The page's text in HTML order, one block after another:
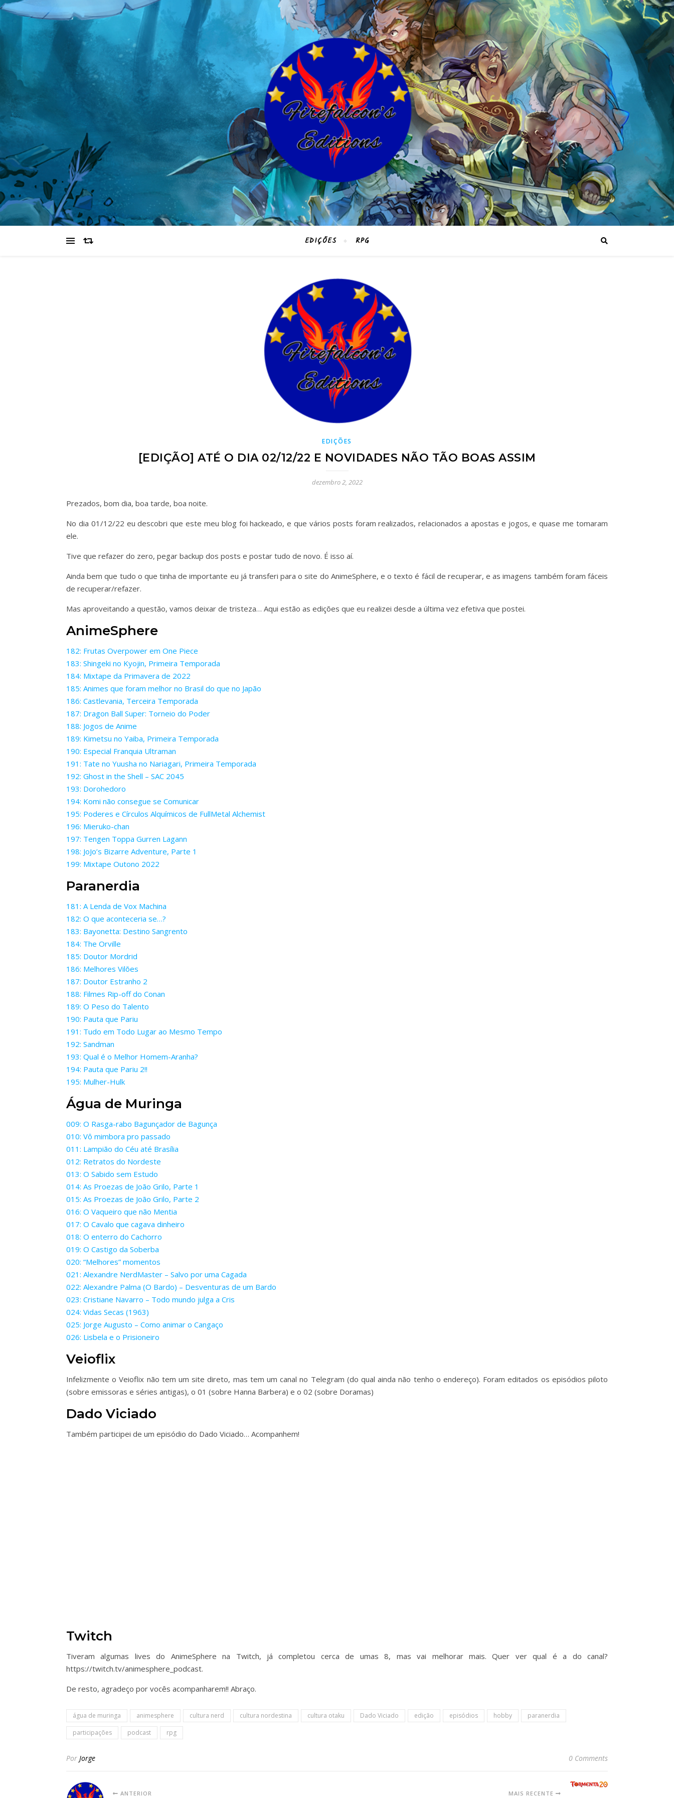
EDIÇÕES RPG
EDIÇÕES
[EDIÇÃO] ATÉ O DIA 02/12/22 E NOVIDADES NÃO TÃO BOAS ASSIM
dezembro 2, 2022
Prezados, bom dia, boa tarde, boa noite.
No dia 01/12/22 eu descobri que este meu blog foi hackeado, e que vários posts foram realizados, relacionados a apostas e jogos, e quase me tomaram
ele.
Tive que refazer do zero, pegar backup dos posts e postar tudo de novo. É isso aí.
Ainda bem que tudo o que tinha de importante eu já transferi para o site do AnimeSphere, e o texto é fácil de recuperar, e as imagens também foram fáceis
de recuperar/refazer.
Mas aproveitando a questão, vamos deixar de tristeza… Aqui estão as edições que eu realizei desde a última vez efetiva que postei.
AnimeSphere
182: Frutas Overpower em One Piece
183: Shingeki no Kyojin, Primeira Temporada
184: Mixtape da Primavera de 2022
185: Animes que foram melhor no Brasil do que no Japão
186: Castlevania, Terceira Temporada
187: Dragon Ball Super: Torneio do Poder
188: Jogos de Anime
189: Kimetsu no Yaiba, Primeira Temporada
190: Especial Franquia Ultraman
191: Tate no Yuusha no Nariagari, Primeira Temporada
192: Ghost in the Shell – SAC 2045
193: Dorohedoro
194: Komi não consegue se Comunicar
195: Poderes e Círculos Alquímicos de FullMetal Alchemist
196: Mieruko-chan
197: Tengen Toppa Gurren Lagann
198: JoJo’s Bizarre Adventure, Parte 1
199: Mixtape Outono 2022
Paranerdia
181: A Lenda de Vox Machina
182: O que aconteceria se…?
183: Bayonetta: Destino Sangrento
184: The Orville
185: Doutor Mordrid
186: Melhores Vilões
187: Doutor Estranho 2
188: Filmes Rip-off do Conan
189: O Peso do Talento
190: Pauta que Pariu
191: Tudo em Todo Lugar ao Mesmo Tempo
192: Sandman
193: Qual é o Melhor Homem-Aranha?
194: Pauta que Pariu 2!!
195: Mulher-Hulk
Água de Muringa
009: O Rasga-rabo Bagunçador de Bagunça
010: Vô mimbora pro passado
011: Lampião do Céu até Brasília
012: Retratos do Nordeste
013: O Sabido sem Estudo
014: As Proezas de João Grilo, Parte 1
015: As Proezas de João Grilo, Parte 2
016: O Vaqueiro que não Mentia
017: O Cavalo que cagava dinheiro
018: O enterro do Cachorro
019: O Castigo da Soberba
020: “Melhores” momentos
021: Alexandre NerdMaster – Salvo por uma Cagada
022: Alexandre Palma (O Bardo) – Desventuras de um Bardo
023: Cristiane Navarro – Todo mundo julga a Cris
024: Vidas Secas (1963)
025: Jorge Augusto – Como animar o Cangaço
026: Lisbela e o Prisioneiro
Veioflix
Infelizmente o Veioflix não tem um site direto, mas tem um canal no Telegram (do qual ainda não tenho o endereço). Foram editados os episódios piloto
(sobre emissoras e séries antigas), o 01 (sobre Hanna Barbera) e o 02 (sobre Doramas)
Dado Viciado
Também participei de um episódio do Dado Viciado… Acompanhem!
Twitch
Tiveram algumas lives do AnimeSphere na Twitch, já completou cerca de umas 8, mas vai melhorar mais. Quer ver qual é a do canal?
https://twitch.tv/animesphere_podcast.
De resto, agradeço por vocês acompanharem!! Abraço.
água de muringa animesphere cultura nerd cultura nordestina cultura otaku Dado Viciado edição episódios hobby
paranerdia
participações
podcast rpg
Por Jorge 0 Comments
ANTERIOR MAIS RECENTE